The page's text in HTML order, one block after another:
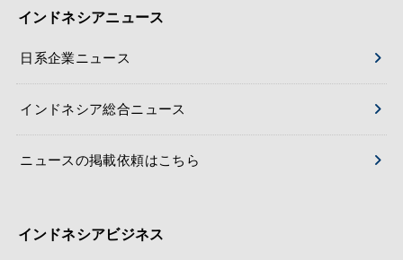
インドネシアニュース
日系企業ニュース
インドネシア総合ニュース
ニュースの掲載依頼はこちら
インドネシアビジネス